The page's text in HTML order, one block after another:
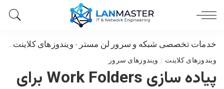
خدمات تخصصی شبکه و سرور لن مستر - ویندوزهای کلاینت-
ویندوزهای کلاینت ویندوزهای سرور
پیاده سازی Work Folders برای